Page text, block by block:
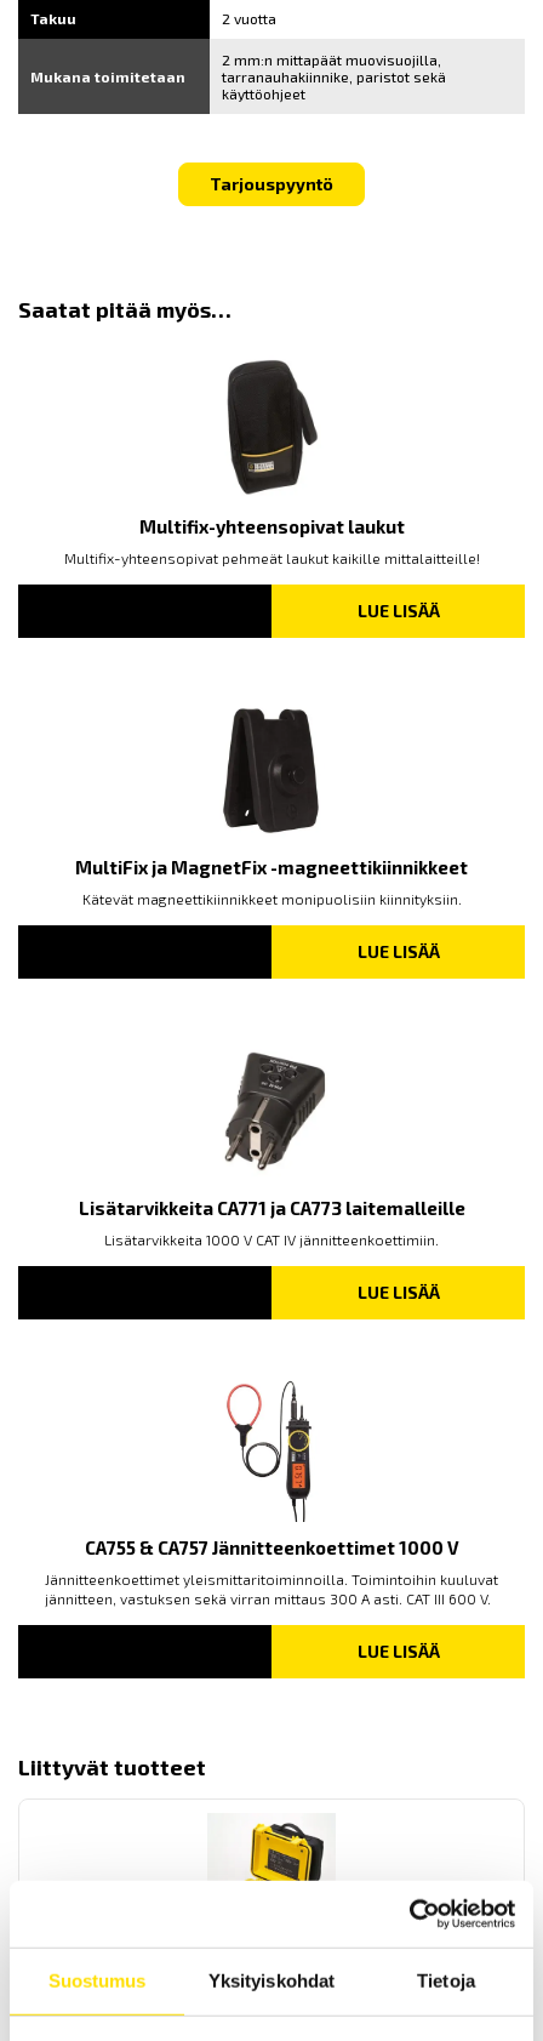
Suostumus Yksityiskohdat Tietoja
Takuu 2 vuotta
Mukana toimitetaan
2 mm:n mittapäät muovisuojilla,
tarranauhakiinnike, paristot sekä
käyttöohjeet
Tarjouspyyntö
Saatat pitää myös…
Multifix-yhteensopivat laukut
Multifix-yhteensopivat pehmeät laukut kaikille mittalaitteille!
LUE LISÄÄ
MultiFix ja MagnetFix -magneettikiinnikkeet
Kätevät magneettikiinnikkeet monipuolisiin kiinnityksiin.
LUE LISÄÄ
Lisätarvikkeita CA771 ja CA773 laitemalleille
Lisätarvikkeita 1000 V CAT IV jännitteenkoettimiin.
LUE LISÄÄ
CA755 & CA757 Jännitteenkoettimet 1000 V
Jännitteenkoettimet yleismittaritoiminnoilla. Toimintoihin kuuluvat
jännitteen, vastuksen sekä virran mittaus 300 A asti. CAT III 600 V.
LUE LISÄÄ
Liittyvät tuotteet
CA6541 ja CA6543 Eristysvastustesterit 50…1000 V
50...1000 V:n eristysvastustesterit kenttäkäyttöön. Mukana PI sekä